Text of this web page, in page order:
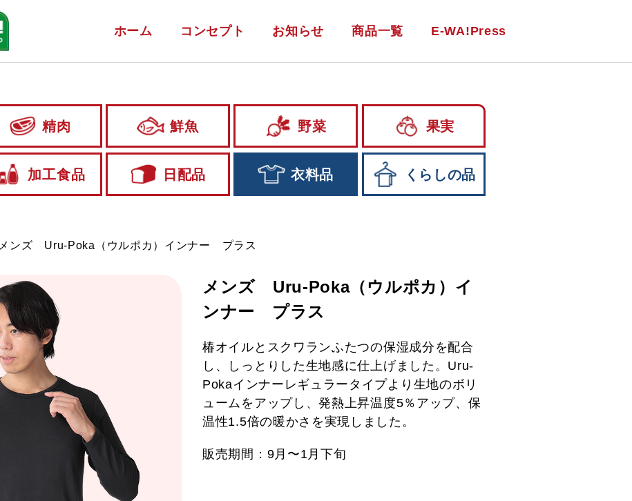
ホーム コンセプト お知らせ 商品一覧 E-WA!Press
精肉 鮮魚 野菜 果実
加工食品 日配品 衣料品 くらしの品
メンズ Uru-Poka（ウルポカ）インナー プラス
メンズ Uru-Poka（ウルポカ）イ
ンナー プラス
椿オイルとスクワランふたつの保湿成分を配合
し、しっとりした生地感に仕上げました。Uru-
Pokaインナーレギュラータイプより生地のボリ
ュームをアップし、発熱上昇温度5％アップ、保
温性1.5倍の暖かさを実現しました。
販売期間：9月〜1月下旬